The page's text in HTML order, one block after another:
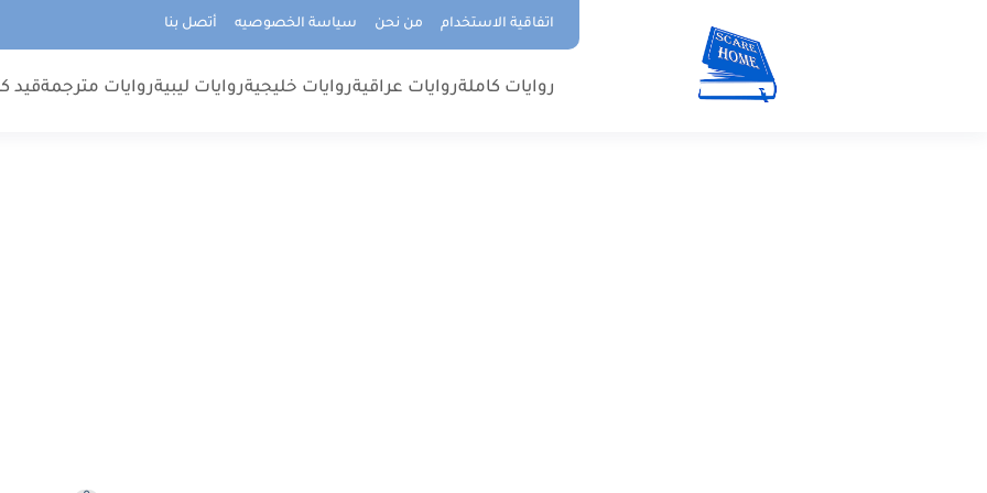
اتفاقية الاستخدام من نحن سياسة الخصوصيه أتصل بنا
روايات كاملةروايات عراقيةروايات خليجيةروايات ليبيةروايات مترجمةقيد